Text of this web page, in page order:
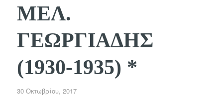
ΜΕΛ.
ΓΕΩΡΓΙΑΔΗΣ
(1930-1935) *
30 Οκτωβρίου, 2017